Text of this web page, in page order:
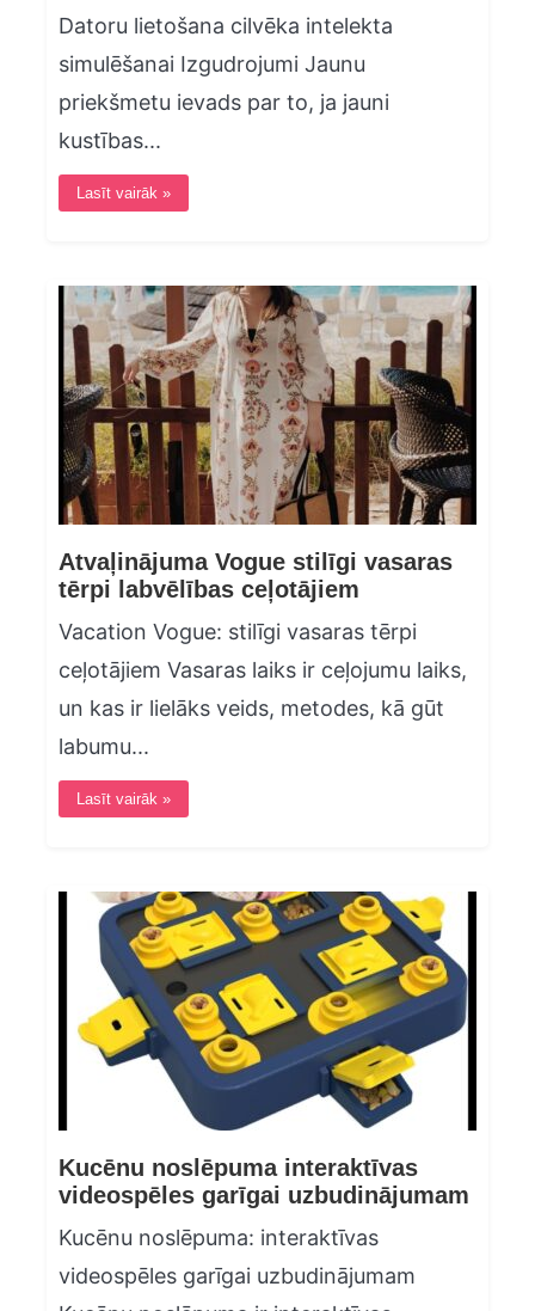
Datoru lietošana cilvēka intelekta
simulēšanai Izgudrojumi Jaunu
priekšmetu ievads par to, ja jauni
kustības...
Lasīt vairāk »
Atvaļinājuma Vogue stilīgi vasaras
tērpi labvēlības ceļotājiem
Vacation Vogue: stilīgi vasaras tērpi
ceļotājiem Vasaras laiks ir ceļojumu laiks,
un kas ir lielāks veids, metodes, kā gūt
labumu...
Lasīt vairāk »
Kucēnu noslēpuma interaktīvas
videospēles garīgai uzbudinājumam
Kucēnu noslēpuma: interaktīvas
videospēles garīgai uzbudinājumam